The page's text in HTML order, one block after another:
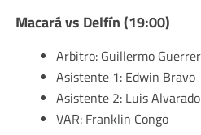
Macará vs Delfín (19:00)
Arbitro: Guillermo
Asistente 1: Edwin Bravo
Asistente 2: Luis Alvarado
VAR: Franklin Congo